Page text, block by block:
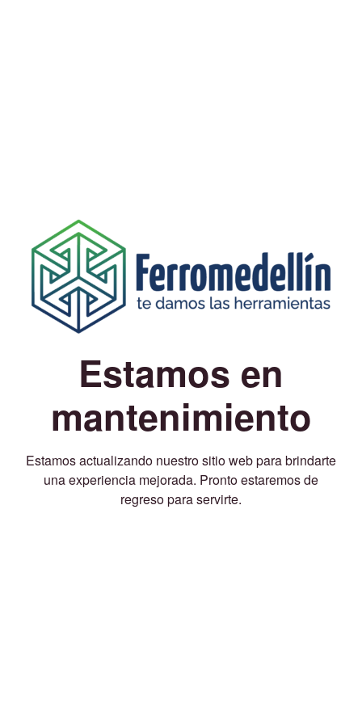
Estamos en
mantenimiento
Estamos actualizando nuestro sitio web para brindarte
una experiencia mejorada. Pronto estaremos de
regreso para servirte.